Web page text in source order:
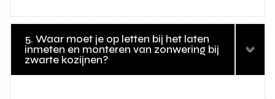
5. Waar moet je op letten bij het laten
inmeten en monteren van zonwering bij
zwarte kozijnen?